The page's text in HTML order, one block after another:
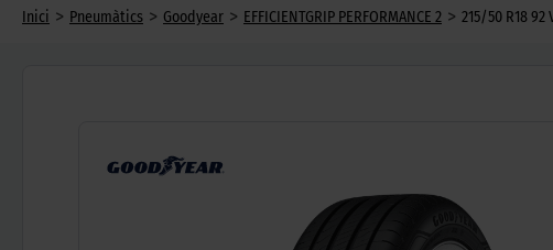
Inici > Pneumàtics > Goodyear > EFFICIENTGRIP PERFORMANCE 2 > 215/50 R18 92